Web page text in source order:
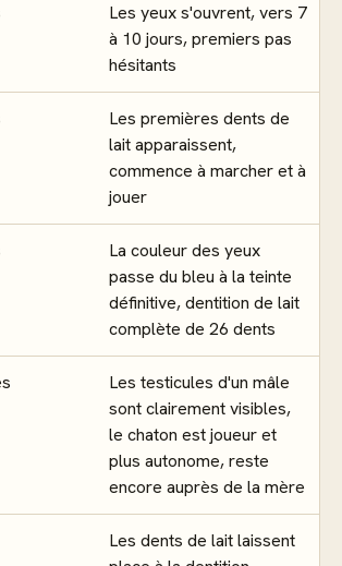
Les yeux s'ouvrent, vers 7
à 10 jours, premiers pas
hésitants
Les premières dents de
lait apparaissent,
commence à marcher et à
jouer
La couleur des yeux
passe du bleu à la teinte
définitive, dentition de lait
complète de 26 dents
Les testicules d'un mâle
sont clairement visibles,
le chaton est joueur et
plus autonome, reste
encore auprès de la mère
Les dents de lait laissent